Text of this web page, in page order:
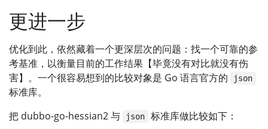
更进一步
优化到此，依然藏着一个更深层次的问题：找一个可靠的参
考基准，以衡量目前的工作结果【毕竟没有对比就没有伤
害】。一个很容易想到的比较对象是 Go 语言官方的
json
标准库。
把 dubbo-go-hessian2 与
json 标准库做比较如下：